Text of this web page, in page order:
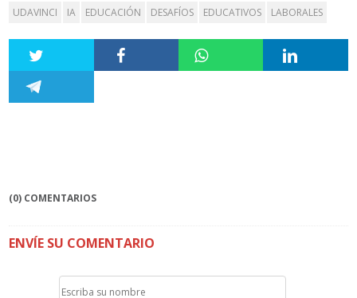
UDAVINCI IA EDUCACIÓN DESAFÍOS EDUCATIVOS LABORALES
(0) COMENTARIOS
ENVÍE SU COMENTARIO